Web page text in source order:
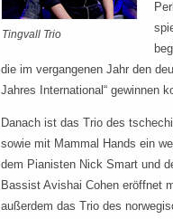
Tingvall Trio
die im vergangenen Jahr den
Jahres International“ gewinnen
Danach ist das Trio des
sowie mit Mammal Hands ein
dem Pianisten Nick Smart und
Bassist Avishai Cohen eröffnet
außerdem das Trio des